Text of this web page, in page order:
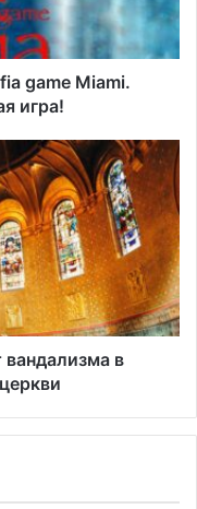
game Miami.
игра!
в